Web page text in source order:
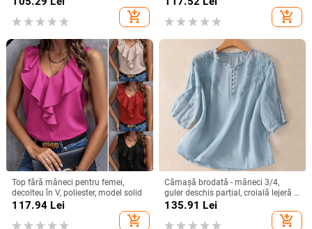
add_shopping_cart
culoare pură, top versatil, larg,
pentru femei
add_shopping_cart
Top fără mâneci pentru femei,
decolteu în V, poliester, model solid
117.94 Lei
add_shopping_cart
Cămașă brodată - mâneci 3/4,
guler deschis parțial, croială lejeră -
bumbac și in
135.91 Lei
add_shopping_cart